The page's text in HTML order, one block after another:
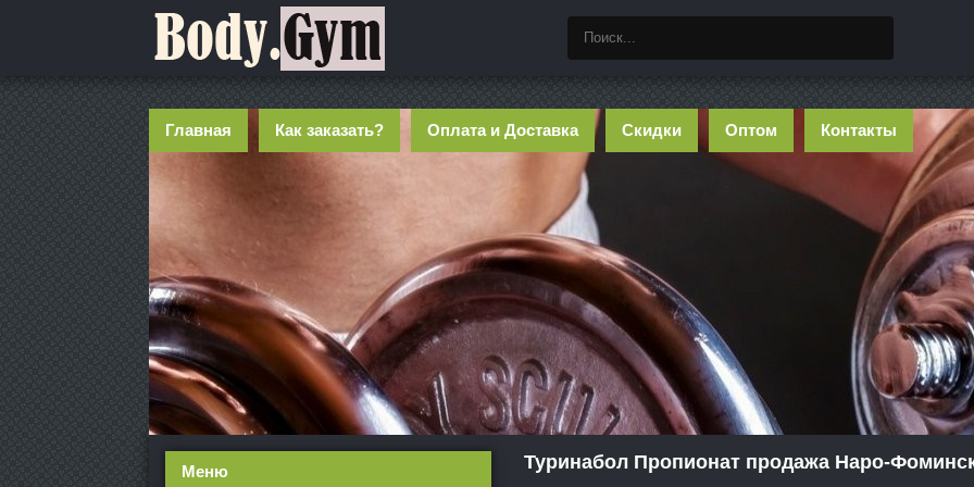
Главная Как заказать? Оплата и Доставка Скидки Оптом Контакты
Туринабол Пропионат продажа Наро-
Меню